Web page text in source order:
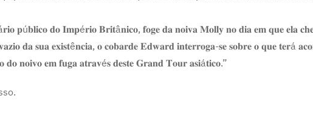
𝐝𝐨 𝐈𝐦𝐩é𝐫𝐢𝐨 𝐁𝐫𝐢𝐭â𝐧𝐢𝐜𝐨, 𝐟𝐨𝐠𝐞 𝐝𝐚 𝐧𝐨𝐢𝐯𝐚 𝐌𝐨𝐥𝐥𝐲 𝐧𝐨 𝐝𝐢𝐚 𝐞𝐦 𝐪𝐮𝐞 𝐞𝐥𝐚
𝐝𝐚 𝐬𝐮𝐚 𝐞𝐱𝐢𝐬𝐭ê𝐧𝐜𝐢𝐚, 𝐨 𝐜𝐨𝐛𝐚𝐫𝐝𝐞 𝐄𝐝𝐰𝐚𝐫𝐝 𝐢𝐧𝐭𝐞𝐫𝐫𝐨𝐠𝐚-𝐬𝐞 𝐬𝐨𝐛𝐫𝐞 𝐨 𝐪𝐮𝐞 𝐭𝐞𝐫á
𝐝𝐨 𝐧𝐨𝐢𝐯𝐨 𝐞𝐦 𝐟𝐮𝐠𝐚 𝐚𝐭𝐫𝐚𝐯é𝐬 𝐝𝐞𝐬𝐭𝐞 𝐆𝐫𝐚𝐧𝐝 𝐓𝐨𝐮𝐫 𝐚𝐬𝐢á𝐭𝐢𝐜𝐨.”